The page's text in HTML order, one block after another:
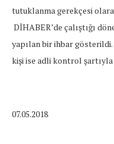
tutuklanma gerekçesi
DİHABER’de çalıştığı
yapılan bir ihbar
kişi ise adli kontrol şartıyla
07.05.2018